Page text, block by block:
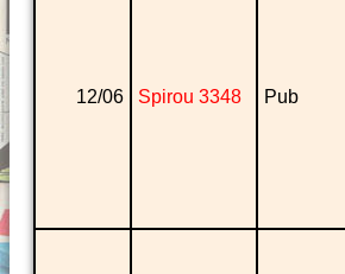
12/06 Spirou 3348 Pub